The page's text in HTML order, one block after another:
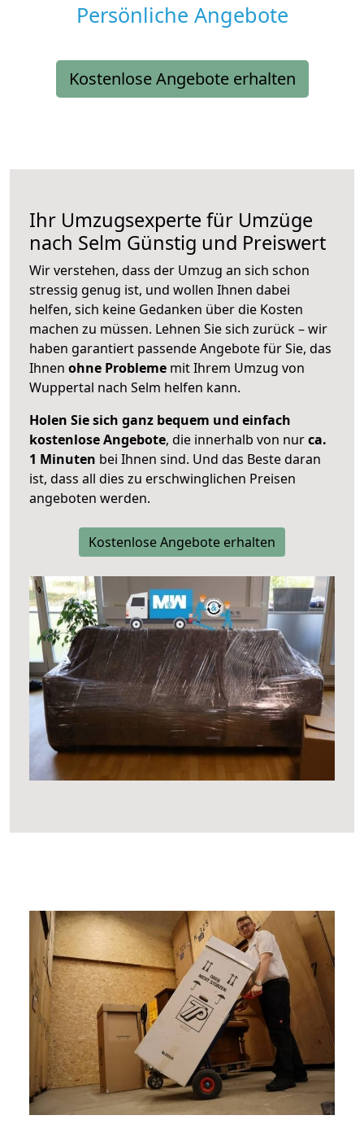
Persönliche Angebote
Kostenlose Angebote erhalten
Ihr Umzugsexperte für Umzüge
nach Selm Günstig und Preiswert
Wir verstehen, dass der Umzug an sich schon
stressig genug ist, und wollen Ihnen dabei
helfen, sich keine Gedanken über die Kosten
machen zu müssen. Lehnen Sie sich zurück – wir
haben garantiert passende Angebote für Sie, das
Ihnen ohne Probleme mit Ihrem Umzug von
Wuppertal nach Selm helfen kann.
Holen Sie sich ganz bequem und einfach
kostenlose Angebote, die innerhalb von nurca.
1 Minuten bei Ihnen sind. Und das Beste daran
ist, dass all dies zu erschwinglichen Preisen
angeboten werden.
Kostenlose Angebote erhalten